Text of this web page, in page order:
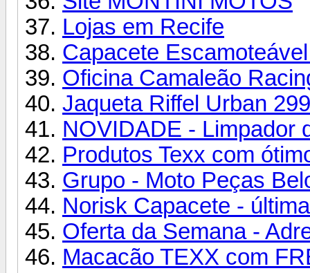
Lojas em Recife
Capacete
Oficina Camaleão
Jaqueta Riffel Urban
NOVIDADE - Limpador
Produtos Texx com
Grupo - Moto Peças
Norisk Capacete -
Oferta da Semana -
Macacão TEXX com